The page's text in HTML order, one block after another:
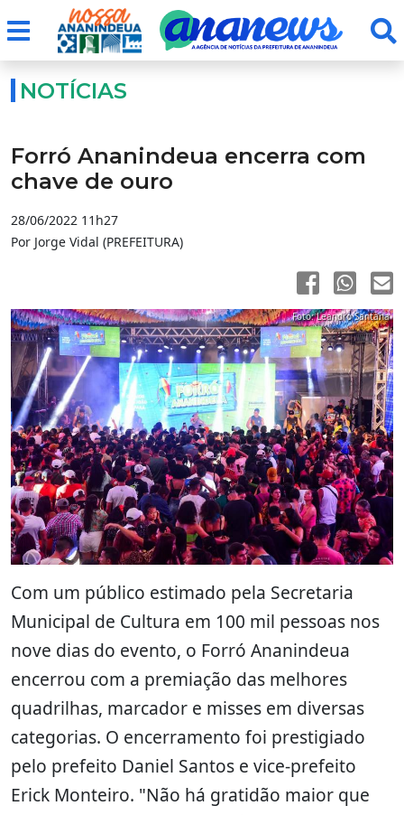
NOTÍCIAS
Forró Ananindeua encerra com
chave de ouro
28/06/2022 11h27
Por Jorge Vidal (PREFEITURA)
Foto: Leandro Santana
Com um público estimado pela Secretaria
Municipal de Cultura em 100 mil pessoas nos
nove dias do evento, o Forró Ananindeua
encerrou com a premiação das melhores
quadrilhas, marcador e misses em diversas
categorias. O encerramento foi prestigiado
pelo prefeito Daniel Santos e vice-prefeito
Erick Monteiro. "Não há gratidão maior que